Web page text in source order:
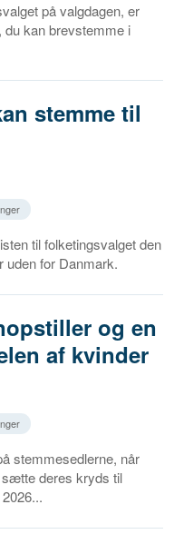
på valgdagen, er
du kan brevstemme i
stemme til
til folketingsvalget den
uden for Danmark.
og en
af kvinder
stemmesedlerne, når
deres kryds til